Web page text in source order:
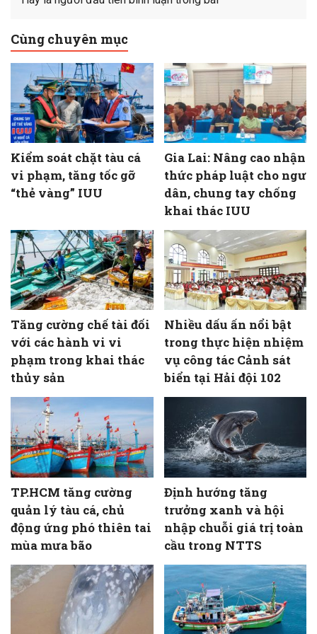
Cùng chuyên mục
Kiểm soát chặt tàu cá
vi phạm, tăng tốc gỡ
“thẻ vàng” IUU
Gia Lai: Nâng cao nhận
thức pháp luật cho ngư
dân, chung tay chống
khai thác IUU
Tăng cường chế tài đối
với các hành vi vi
phạm trong khai thác
thủy sản
Nhiều dấu ấn nổi bật
trong thực hiện nhiệm
vụ công tác Cảnh sát
biển tại Hải đội 102
TP.HCM tăng cường
quản lý tàu cá, chủ
động ứng phó thiên tai
mùa mưa bão
Định hướng tăng
trưởng xanh và hội
nhập chuỗi giá trị toàn
cầu trong NTTS